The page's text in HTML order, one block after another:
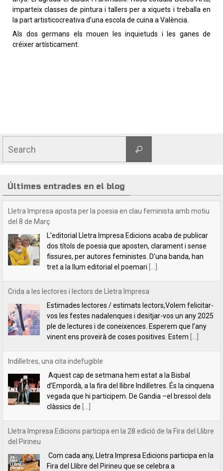
imparteix classes de pintura i tallers per a xiquets i treballa en
la part artisticocreativa d’una escola de cuina a València.
Als dos germans els mouen les inquietuds i les ganes de
créixer artísticament.
Últimes entrades en el blog
Crida a les lectores i lectors de Lletra Impresa
Estimades lectores / estimats lectors,Volem felicitar-
vos les festes nadalenques i desitjar-vos un any 2025
ple de lectures i de coneixences. Esperem que l’any
vinent ens proveirà de coses positives. Estem [...]
Indilletres, una cita indefugible
Aquest cap de setmana hem estat a la Bisbal
d’Empordà, a la fira del llibre Indilletres. És la cinquena
vegada que hi participem. De Gandia –el bressol dels
clàssics de[...]
Lletra Impresa Edicions participa en la 28 edició de la Fira del Llibre
del Pirineu
Com cada any, Lletra Impresa Edicions participa en la
Fira del Llibre del Pirineu que se celebra a
l'emblemàtic poble d'Organyà. Enguany, amb una
sèrie de novetats bibliogràfiques que paguen molt la
Un llibre per aprendre a pensar (o a desaprendre-hi)
Un llibre per aprendre a pensar (o a desaprendre-
hi)L’editorial Lletra Impresa acaba de publicar un llibre